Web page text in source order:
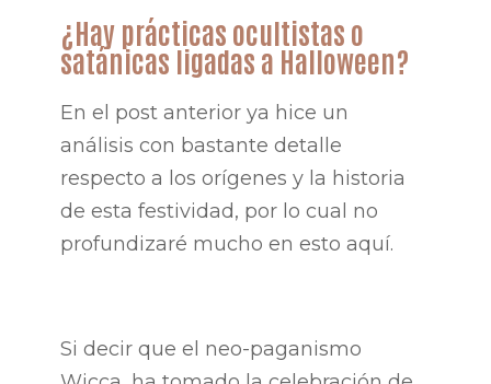
¿Hay prácticas ocultistas o
satánicas ligadas a Halloween?
En el post anterior ya hice un
análisis con bastante detalle
respecto a los orígenes y la historia
de esta festividad, por lo cual no
profundizaré mucho en esto aquí.
Si decir que el neo-paganismo